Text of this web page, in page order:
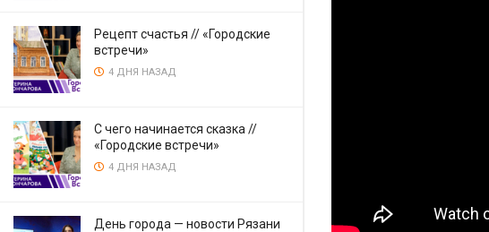
Рецепт счастья // «Городские
встречи»
4 ДНЯ НАЗАД
С чего начинается сказка //
«Городские встречи»
4 ДНЯ НАЗАД
День города — новости Рязани